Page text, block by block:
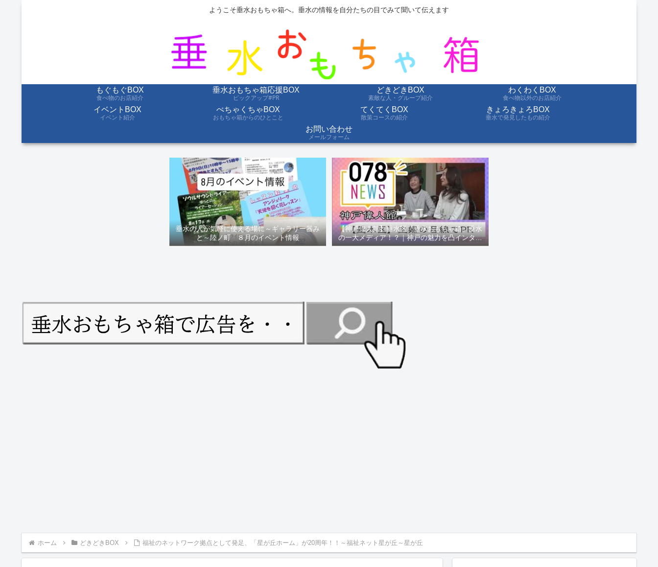
ようこそ垂水おもちゃ箱へ。垂水の情報を自分たちの目でみて聞いて伝えます
もぐもぐBOX
食べ物のお店紹介
垂水おもちゃ箱応援BOX
ピックアップ#PR
どきどきBOX
素敵な人・グループ紹介
わくわくBOX
食べ物以外のお店紹介
イベントBOX
イベント紹介
ぺちゃくちゃBOX
おもちゃ箱からのひとこと
てくてくBOX
散策コースの紹介
きょろきょろBOX
垂水で発見したもの紹介
お問い合わせ
メールフォーム
垂水の人が気軽に使える場に～ギャラリー器み
と～陸ノ町 ８月のイベント情報
【神戸偉人館】垂水区「垂水おもちゃ箱」垂水
の一大メディア！？｜神戸の魅力を凸インタビ
ュー！！【078NEWS( 078ニュース)】
ホーム どきどきBOX 福祉のネットワーク拠点として発足、「星が丘ホーム」が20周年！！～福祉ネット星が丘～星が丘